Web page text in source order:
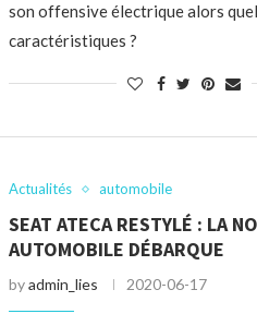
son offensive électrique alors
caractéristiques ?
Actualités automobile
SEAT ATECA RESTYLÉ : LA
AUTOMOBILE DÉBARQUE
byadmin_lies 2020-06-17